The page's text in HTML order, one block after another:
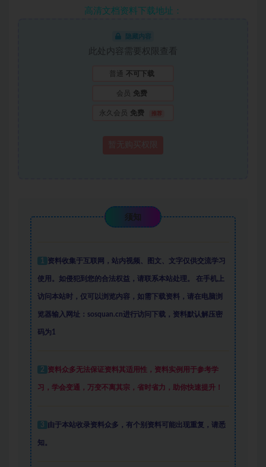
高清文档资料下载地址：
隐藏内容
此处内容需要权限查看
普通 不可下载
会员 免费
永久会员 免费 推荐
须知
1 资料收集于互联网 ， 站内视频、图文、文字仅供交流学习
使用。如侵犯到您的合法权益，请联系本站处理。 在手机上
访问本站时，仅可以浏览内容，如需下载资料，请在电脑浏
览器输入网址：sosquan.cn进行访问下载， 资料默认解压密
码为1
2 资料众多无法保证资料其适用性，资料实例 用于参考学
习，学会变通，万变不离其宗，省时省力，助你快速提升！
3 由于本站收录资料众多，有个别资料可能出现重复，请悉
知。